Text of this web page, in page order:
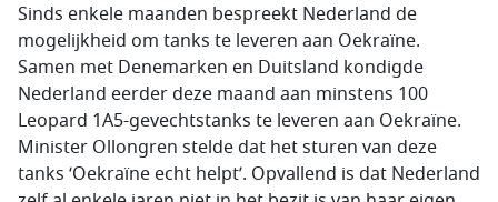
Sinds enkele maanden bespreekt Nederland de
mogelijkheid om tanks te leveren aan Oekraïne.
Samen met Denemarken en Duitsland kondigde
Nederland eerder deze maand aan minstens 100
Leopard 1A5-gevechtstanks te leveren aan Oekraïne.
Minister Ollongren stelde dat het sturen van deze
tanks ‘Oekraïne echt helpt’. Opvallend is dat Nederland